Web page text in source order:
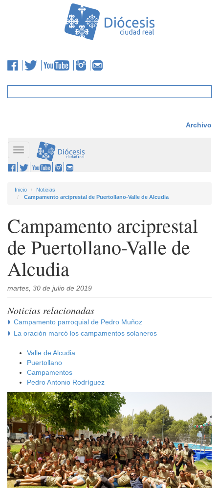
Archivo
Toggle
navigation
Inicio
Noticias
Campamento arciprestal de Puertollano-Valle de Alcudia
Campamento arciprestal
de Puertollano-Valle de
Alcudia
martes, 30 de julio de 2019
Noticias relacionadas
Campamento parroquial de Pedro Muñoz
La oración marcó los campamentos solaneros
Valle de Alcudia
Puertollano
Campamentos
Pedro Antonio Rodríguez